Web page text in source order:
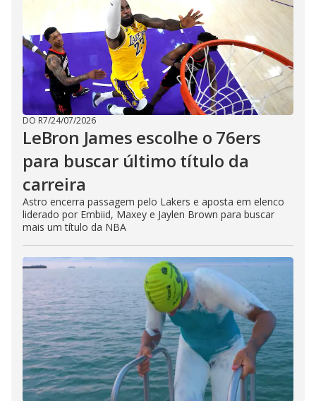
DO R7/24/07/2026
LeBron James escolhe o 76ers
para buscar último título da
carreira
Astro encerra passagem pelo Lakers e aposta em elenco
liderado por Embiid, Maxey e Jaylen Brown para buscar
mais um título da NBA